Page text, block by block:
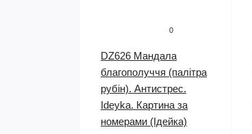
0
DZ626 Мандала
благополуччя (палітра
рубін). Антистрес.
Ideyka. Картина за
номерами (Ідейка)